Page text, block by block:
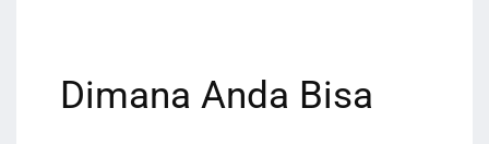
Dimana Anda Bisa